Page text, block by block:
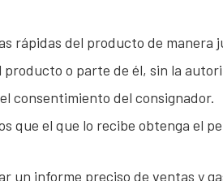
rápidas del producto de manera
o parte de él, sin la
consentimiento del consignador.
que el que lo recibe obtenga el
un informe preciso de ventas y